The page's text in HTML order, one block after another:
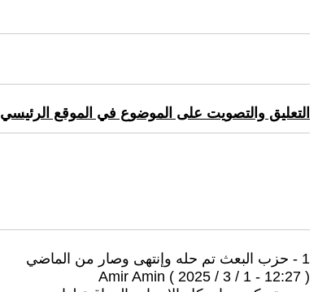
التعليق والتصويت على الموضوع في الموقع الرئيسي
1 - حزب البعث تم حله وإنتهى وصار من الماضي
Amir Amin ( 2025 / 3 / 1 - 12:27 )